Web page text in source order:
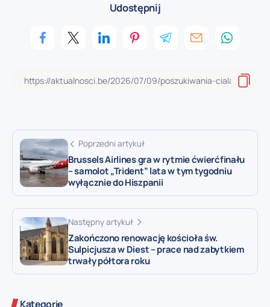
Udostępnij
Poprzedni artykuł
Brussels Airlines gra w rytmie ćwierćfinału
– samolot „Trident” lata w tym tygodniu
wyłącznie do Hiszpanii
Następny artykuł
Zakończono renowację kościoła św.
Sulpicjusza w Diest – prace nad zabytkiem
trwały półtora roku
Kategorie